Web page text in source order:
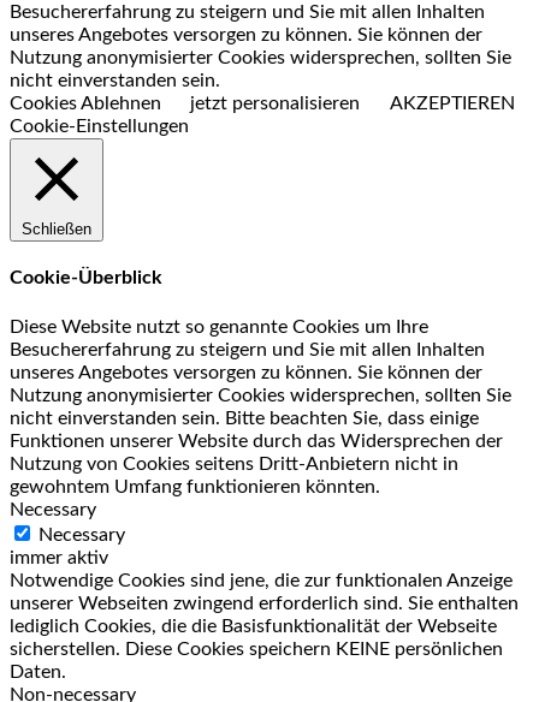
Besuchererfahrung zu steigern und Sie mit allen Inhalten
unseres Angebotes versorgen zu können. Sie können der
Nutzung anonymisierter Cookies widersprechen, sollten Sie
nicht einverstanden sein.
Cookies Ablehnen
jetzt personalisieren
AKZEPTIEREN
Cookie-Einstellungen
Schließen
Cookie-Überblick
Diese Website nutzt so genannte Cookies um Ihre
Besuchererfahrung zu steigern und Sie mit allen Inhalten
unseres Angebotes versorgen zu können. Sie können der
Nutzung anonymisierter Cookies widersprechen, sollten Sie
nicht einverstanden sein. Bitte beachten Sie, dass einige
Funktionen unserer Website durch das Widersprechen der
Nutzung von Cookies seitens Dritt-Anbietern nicht in
gewohntem Umfang funktionieren könnten.
Necessary
Necessary
immer aktiv
Notwendige Cookies sind jene, die zur funktionalen Anzeige
unserer Webseiten zwingend erforderlich sind. Sie enthalten
lediglich Cookies, die die Basisfunktionalität der Webseite
sicherstellen. Diese Cookies speichern KEINE persönlichen
Daten.
Non-necessary